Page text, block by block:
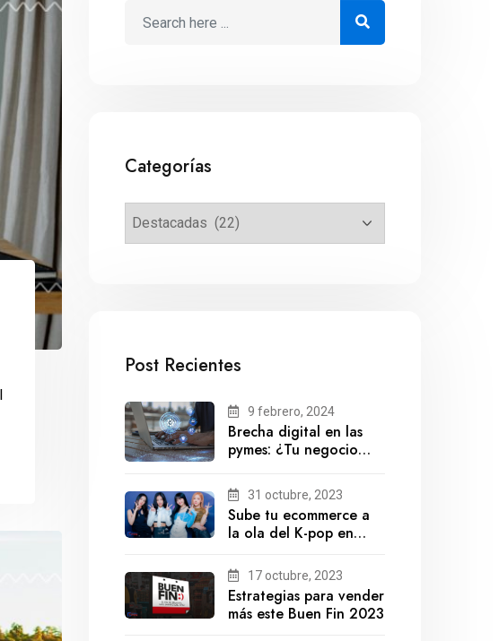
Categorías
Post Recientes
9 febrero, 2024
Brecha digital en las
pymes: ¿Tu negocio
futuro?31 octubre, 2023
Sube tu ecommerce a
la ola del K-pop en
17 octubre, 2023
Estrategias para vender
más este Buen Fin 2023